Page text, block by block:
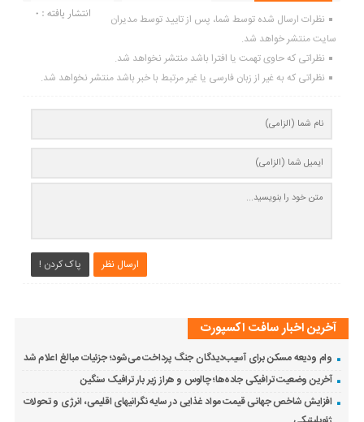
انتشار یافته : 0
نظرات ارسال شده توسط شما، پس از تایید توسط مدیران
سایت منتشر خواهد شد.
نظراتی که حاوی تهمت یا افترا باشد منتشر نخواهد شد.
نظراتی که به غیر از زبان فارسی یا غیر مرتبط با خبر باشد منتشر نخواهد شد.
ارسال نظر پاک کردن !
آخرین اخبار سافت اکسپورت
وام ودیعه مسکن برای آسیب‌دیدگان جنگ پرداخت می‌شود؛ جزئیات مبالغ اعلام شد
آخرین وضعیت ترافیکی جاده‌ها؛ چالوس و هراز زیر بار ترافیک سنگین
افزایش شاخص جهانی قیمت مواد غذایی در سایه نگرانیهای اقلیمی، انرژی و تحولات